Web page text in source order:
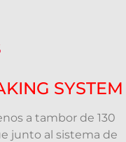
SYSTEM
a tambor de 130
junto al sistema de